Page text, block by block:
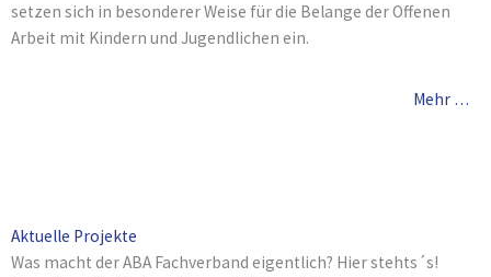
setzen sich in besonderer Weise für die Belange der Offenen
Arbeit mit Kindern und Jugendlichen ein.
Mehr …
Aktuelle Projekte
Was macht der ABA Fachverband eigentlich? Hier stehts´s!